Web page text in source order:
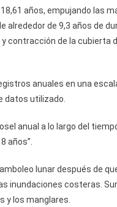
años, empujando las
de 9,3 años de
contracción de la cubierta
anuales en una
datos utilizado.
anual a lo largo del
años”.
lunar después de
inundaciones costeras.
y los manglares.